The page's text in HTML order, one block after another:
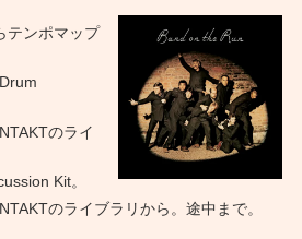
テンポマップ
のライ
Kit。
のライブラリから。途中まで。